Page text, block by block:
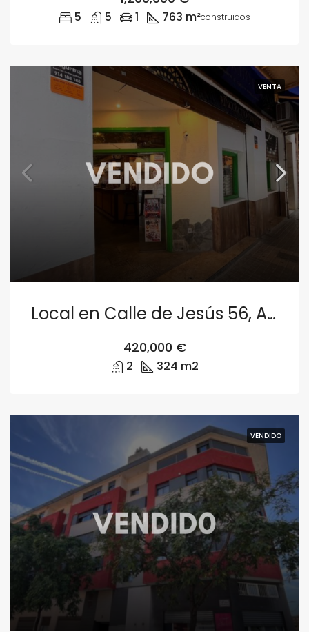
5 5 1 763 m²construidos
VENTA
Local en Calle de Jesús 56, Arrancapins, Extramurs, València
420,000 €
2 324 m2
VENDIDO